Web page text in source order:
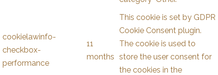
cookielawinfo-
checkbox-
performance
11
months
This cookie is set by GDPR
Cookie Consent plugin.
The cookie is used to
store the user consent for
the cookies in the